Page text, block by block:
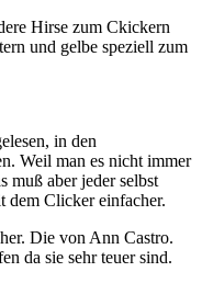
Hirse zum Ckickern
und gelbe speziell zum
in den
Weil man es nicht immer
muß aber jeder selbst
dem Clicker einfacher.
Die von Ann Castro.
da sie sehr teuer sind.